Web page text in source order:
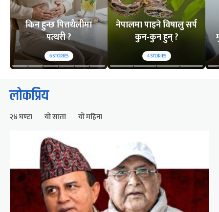
किन हुन्छ पित्तथैलीमा
पत्थरी ?
6STORIES
नेपालमा पाइने विषालु सर्प
कुन-कुन हुन् ?
4STORIES
लोकप्रिय
२४ घण्टा यो साता यो महिना